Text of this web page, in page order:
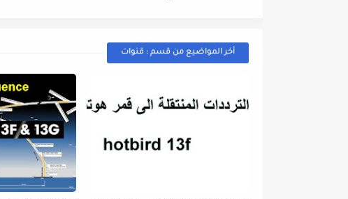
أخر المواضيع من قسم : قنوات